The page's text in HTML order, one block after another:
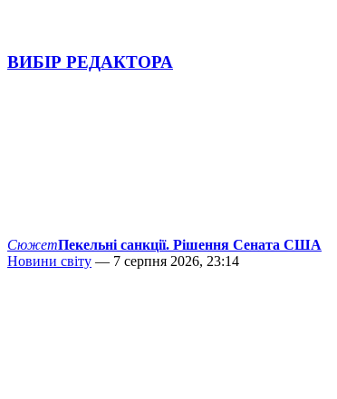
ВИБІР РЕДАКТОРА
СюжетПекельні санкції. Рішення Сената США
Новини світу — 7 серпня 2026, 23:14